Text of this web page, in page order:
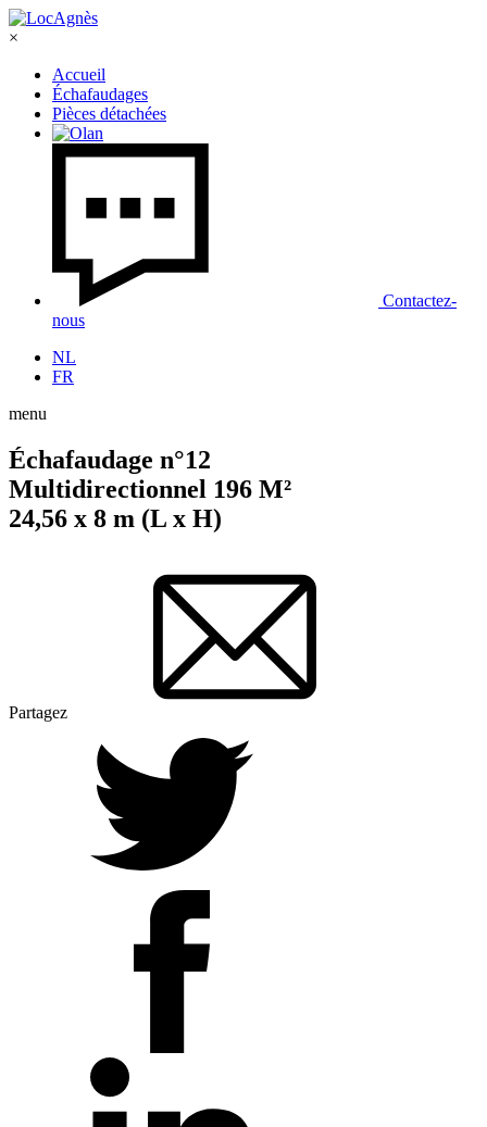
×
Accueil
Échafaudages
Pièces détachées
Contactez-
nous
NL
FR
menu
Échafaudage n°12
Multidirectionnel 196 M²
24,56 x 8 m (L x H)
Partagez